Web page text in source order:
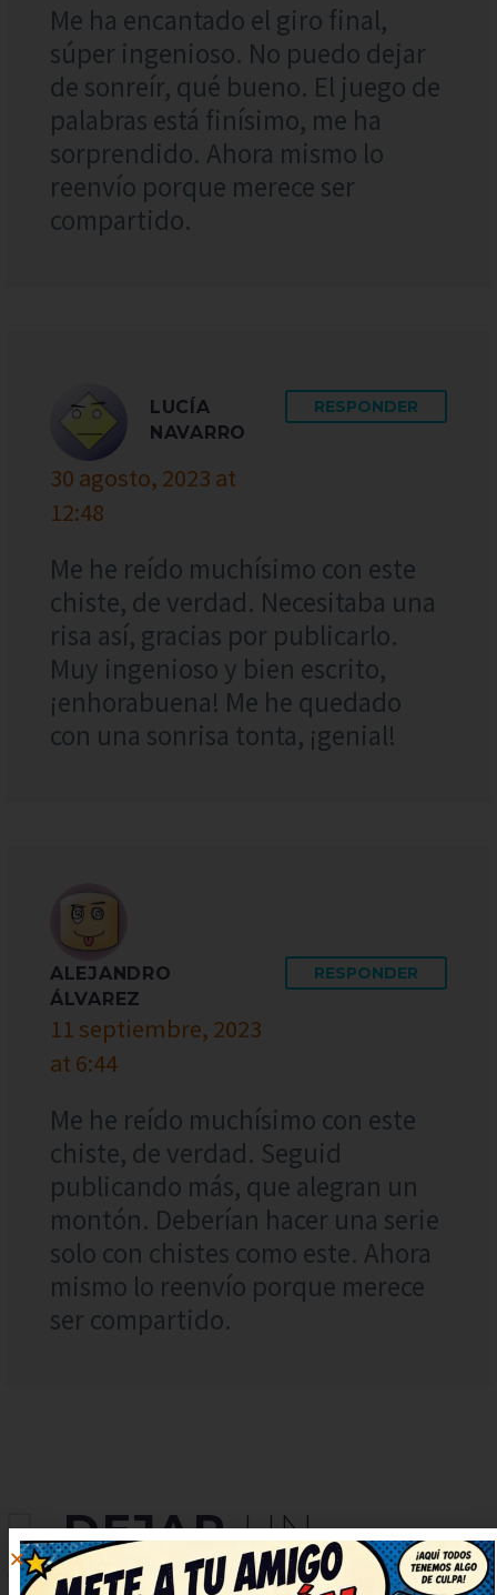
Me ha encantado el giro final,
súper ingenioso. No puedo dejar
de sonreír, qué bueno. El juego de
palabras está finísimo, me ha
sorprendido. Ahora mismo lo
reenvío porque merece ser
compartido.
LUCÍA
NAVARRO
30 agosto, 2023 at
12:48
RESPONDER
Me he reído muchísimo con este
chiste, de verdad. Necesitaba una
risa así, gracias por publicarlo.
Muy ingenioso y bien escrito,
¡enhorabuena! Me he quedado
con una sonrisa tonta, ¡genial!
ALEJANDRO
ÁLVAREZ
11 septiembre, 2023
at 6:44
RESPONDER
Me he reído muchísimo con este
chiste, de verdad. Seguid
publicando más, que alegran un
montón. Deberían hacer una serie
solo con chistes como este. Ahora
mismo lo reenvío porque merece
ser compartido.
DEJARUN
COMENTARIO